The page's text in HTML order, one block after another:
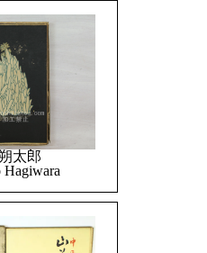
太郎
Hagiwara